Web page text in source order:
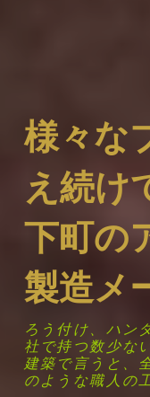
様々な
え続け
下町の
製造メ
ろう付け、ハン
社で持つ数少な
建築で言うと、
のような職人の